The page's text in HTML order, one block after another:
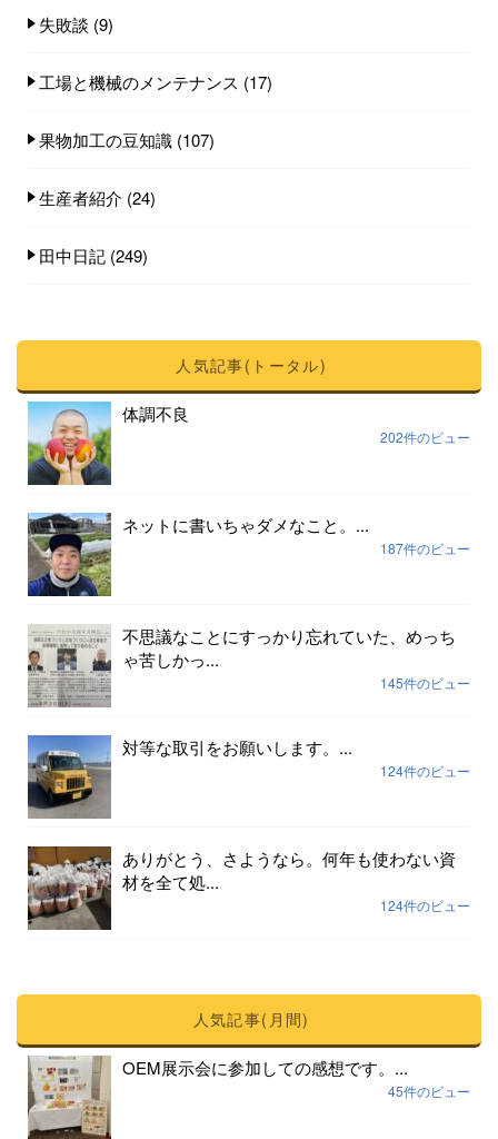
失敗談 (9)
工場と機械のメンテナンス (17)
果物加工の豆知識 (107)
生産者紹介 (24)
田中日記 (249)
人気記事(トータル)
体調不良
202件のビュー
ネットに書いちゃダメなこと。...
187件のビュー
不思議なことにすっかり忘れていた、めっち
ゃ苦しかっ...
145件のビュー
対等な取引をお願いします。...
124件のビュー
ありがとう、さようなら。何年も使わない資
材を全て処...
124件のビュー
人気記事(月間)
OEM展示会に参加しての感想です。...
45件のビュー